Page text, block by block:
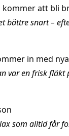
kommer att bli
bättre snart –
in med
var en frisk fläkt
som alltid får